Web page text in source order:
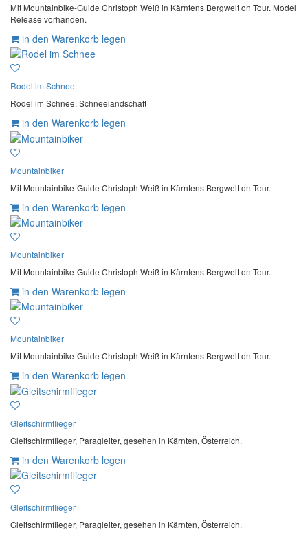
Mit Mountainbike-Guide Christoph Weiß in Kärntens Bergwelt on Tour. Model
Release vorhanden.
in den Warenkorb legen
Rodel im Schnee
Rodel im Schnee, Schneelandschaft
in den Warenkorb legen
Mountainbiker
Mit Mountainbike-Guide Christoph Weiß in Kärntens Bergwelt on Tour.
in den Warenkorb legen
Mountainbiker
Mit Mountainbike-Guide Christoph Weiß in Kärntens Bergwelt on Tour.
in den Warenkorb legen
Mountainbiker
Mit Mountainbike-Guide Christoph Weiß in Kärntens Bergwelt on Tour.
in den Warenkorb legen
Gleitschirmflieger
Gleitschirmflieger, Paragleiter, gesehen in Kärnten, Österreich.
in den Warenkorb legen
Gleitschirmflieger
Gleitschirmflieger, Paragleiter, gesehen in Kärnten, Österreich.